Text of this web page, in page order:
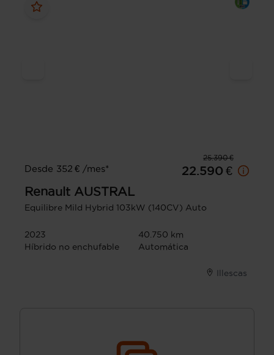
25.390 €
Desde 352 € /mes*
22.590 €
Renault AUSTRAL
Equilibre Mild Hybrid 103kW (140CV) Auto
2023
40.750 km
Híbrido no enchufable
Automática
Illescas